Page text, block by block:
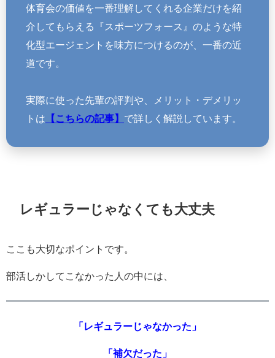
体育会の価値を一番理解してくれる企業だけを紹
介してもらえる『スポーツフォース』のような特
化型エージェントを味方につけるのが、一番の近
道です。
実際に使った先輩の評判や、メリット・デメリッ
トは 【こちらの記事】 で詳しく解説しています。
レギュラーじゃなくても大丈夫
ここも大切なポイントです。
部活しかしてこなかった人の中には、
「レギュラーじゃなかった」
「補欠だった」